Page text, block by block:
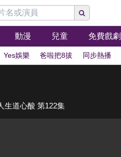
動漫 兒童 免費戲劇
Yes娛樂 爸啦把8拔 同步熱播
生道心酸 第122集